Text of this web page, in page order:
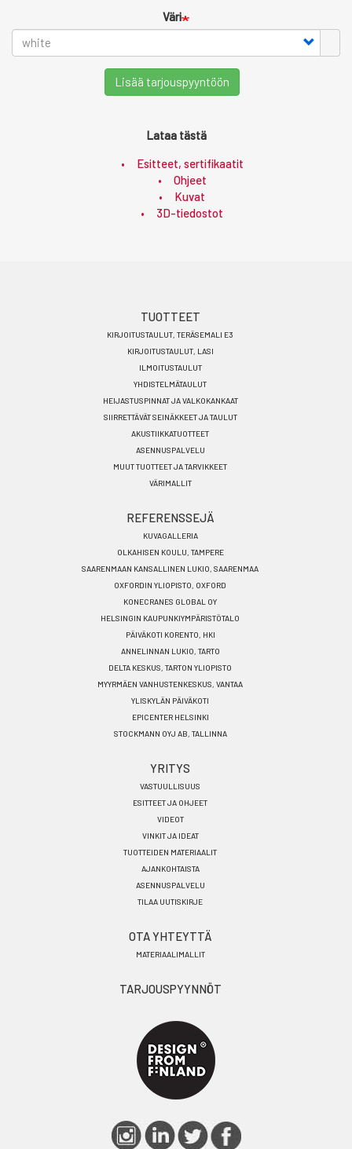
Väri
Lisää tarjouspyyntöön
Lataa tästä
Esitteet, sertifikaatit
Ohjeet
Kuvat
3D-tiedostot
TUOTTEET
KIRJOITUSTAULUT, TERÄSEMALI E3
KIRJOITUSTAULUT, LASI
ILMOITUSTAULUT
YHDISTELMÄTAULUT
HEIJASTUSPINNAT JA VALKOKANKAAT
SIIRRETTÄVÄT SEINÄKKEET JA TAULUT
AKUSTIIKKATUOTTEET
ASENNUSPALVELU
MUUT TUOTTEET JA TARVIKKEET
VÄRIMALLIT
REFERENSSEJÄ
KUVAGALLERIA
OLKAHISEN KOULU, TAMPERE
SAARENMAAN KANSALLINEN LUKIO, SAARENMAA
OXFORDIN YLIOPISTO, OXFORD
KONECRANES GLOBAL OY
HELSINGIN KAUPUNKIYMPÄRISTÖTALO
PÄIVÄKOTI KORENTO, HKI
ANNELINNAN LUKIO, TARTO
DELTA KESKUS, TARTON YLIOPISTO
MYYRMÄEN VANHUSTENKESKUS, VANTAA
YLISKYLÄN PÄIVÄKOTI
EPICENTER HELSINKI
STOCKMANN OYJ AB, TALLINNA
YRITYS
VASTUULLISUUS
ESITTEET JA OHJEET
VIDEOT
VINKIT JA IDEAT
TUOTTEIDEN MATERIAALIT
AJANKOHTAISTA
ASENNUSPALVELU
TILAA UUTISKIRJE
OTA YHTEYTTÄ
MATERIAALIMALLIT
TARJOUSPYYNNÖT